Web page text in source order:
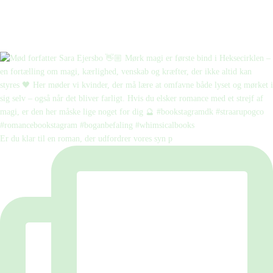
Er du klar til en roman, der udfordrer vores syn p